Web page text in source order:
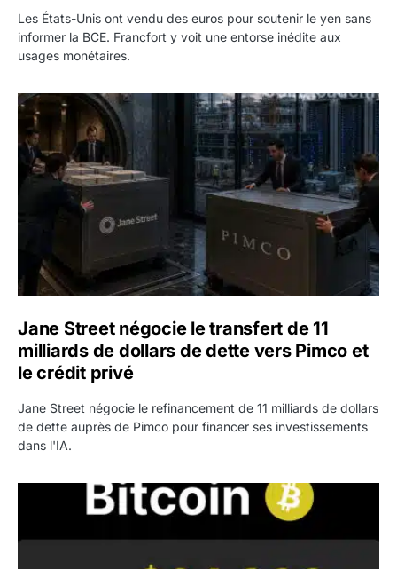
Les États-Unis ont vendu des euros pour soutenir le yen sans
informer la BCE. Francfort y voit une entorse inédite aux
usages monétaires.
Jane Street négocie le transfert de 11 milliards de
Jane Street négocie le transfert de 11
milliards de dollars de dette vers Pimco et
le crédit privé
Jane Street négocie le refinancement de 11 milliards de dollars
de dette auprès de Pimco pour financer ses investissements
dans l'IA.
Bitcoin stagne à 64 000 dollars pendant que les